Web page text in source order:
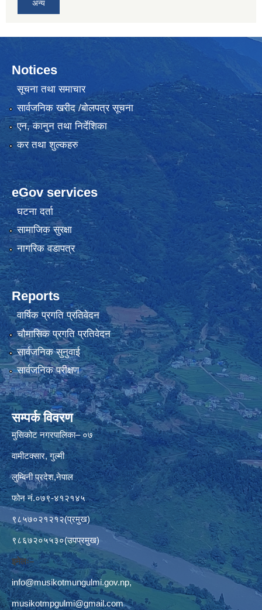
अन्य
Notices
सूचना तथा समाचार
सार्वजनिक खरीद /बोलपत्र सूचना
एन, कानुन तथा निर्देशिका
कर तथा शुल्कहरु
eGov services
घटना दर्ता
सामाजिक सुरक्षा
नागरिक वडापत्र
Reports
वार्षिक प्रगति प्रतिवेदन
चौमासिक प्रगति प्रतिवेदन
सार्वजनिक सुनुवाई
सार्वजनिक परीक्षण
सम्पर्क विवरण
मुसिकोट नगरपालिका– ०७
वामीटक्सार, गुल्मी
लुम्बिनी प्रदेश,नेपाल
फोन नं.०७९-४१२१४५
९८५७०२१२१२(प्रमुख)
९८६७२०५५३०(उपप्रमुख)
इमेलः–
info@musikotmungulmi.gov.np,
musikotmpgulmi@gmail.com